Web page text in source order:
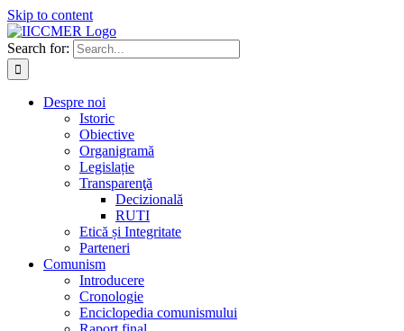
Skip to content
Search for:
Despre noi
Istoric
Obiective
Organigramă
Legislație
Transparenţă
Decizională
RUTI
Etică și Integritate
Parteneri
Comunism
Introducere
Cronologie
Enciclopedia comunismului